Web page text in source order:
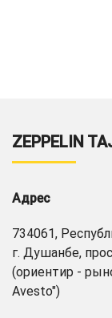
ZEPPELIN
Адрес
734061,
г. Душанбе,
(ориентир -
Avesto")